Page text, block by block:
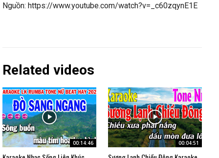
Nguồn: https://www.youtube.com/watch?v=_c60zqynE1E
Related videos
00:14:46 00:04:51